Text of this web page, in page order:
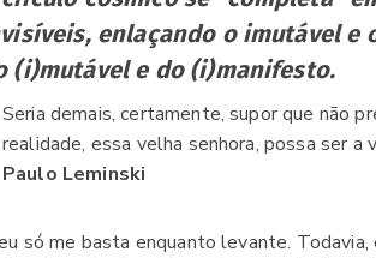
enlaçando o imutável e
(i)mutável e do (i)manifesto.
Seria demais, certamente, supor que não
realidade, essa velha senhora, possa ser
Paulo Leminski
só me basta enquanto levante. Todavia,